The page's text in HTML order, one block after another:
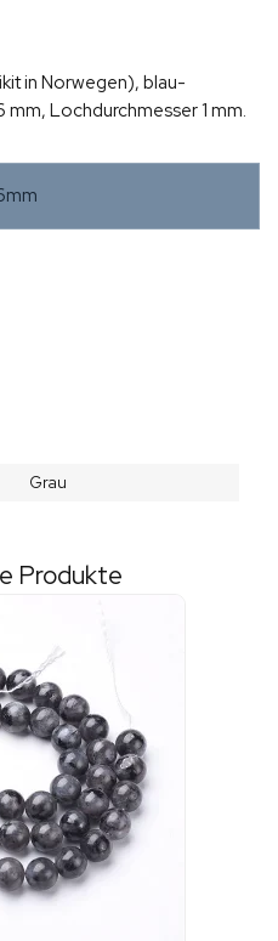
in Norwegen), blau-
Lochdurchmesser 1 mm.
Grau
Produkte